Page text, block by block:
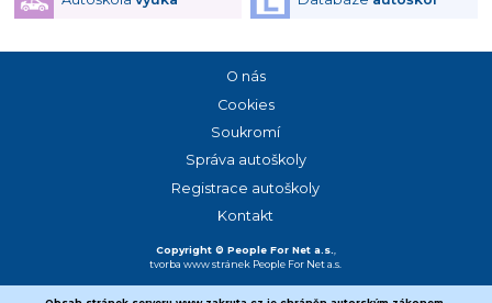
Copyright © People For Net a.s.,
tvorba www stránek People For Net a.s.
O nás
Cookies
Soukromí
Správa autoškoly
Registrace autoškoly
Kontakt